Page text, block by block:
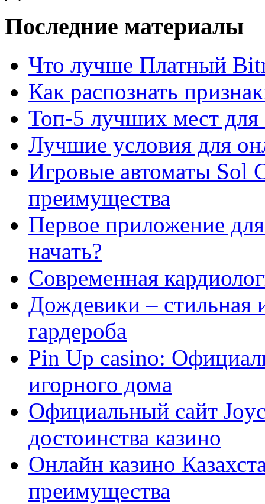
Последние материалы
Что лучше Платный
Как распознать
Топ-5 лучших мест для
Лучшие условия для
Игровые автоматы Sol
преимущества
Первое приложение
начать?
Современная
Дождевики – стильная
гардероба
Pin Up casino:
игорного дома
Официальный сайт
достоинства казино
Онлайн казино
преимущества